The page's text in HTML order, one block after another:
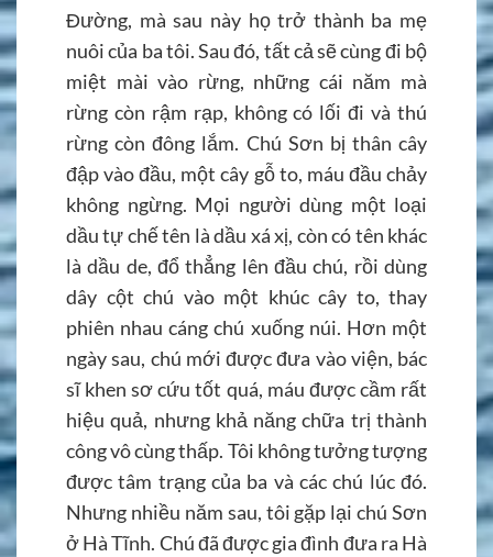
Đường, mà sau này họ trở thành ba mẹ
nuôi của ba tôi. Sau đó, tất cả sẽ cùng đi bộ
miệt mài vào rừng, những cái năm mà
rừng còn rậm rạp, không có lối đi và thú
rừng còn đông lắm. Chú Sơn bị thân cây
đập vào đầu, một cây gỗ to, máu đầu chảy
không ngừng. Mọi người dùng một loại
dầu tự chế tên là dầu xá xị, còn có tên khác
là dầu de, đổ thẳng lên đầu chú, rồi dùng
dây cột chú vào một khúc cây to, thay
phiên nhau cáng chú xuống núi. Hơn một
ngày sau, chú mới được đưa vào viện, bác
sĩ khen sơ cứu tốt quá, máu được cầm rất
hiệu quả, nhưng khả năng chữa trị thành
công vô cùng thấp. Tôi không tưởng tượng
được tâm trạng của ba và các chú lúc đó.
Nhưng nhiều năm sau, tôi gặp lại chú Sơn
ở Hà Tĩnh. Chú đã được gia đình đưa ra Hà